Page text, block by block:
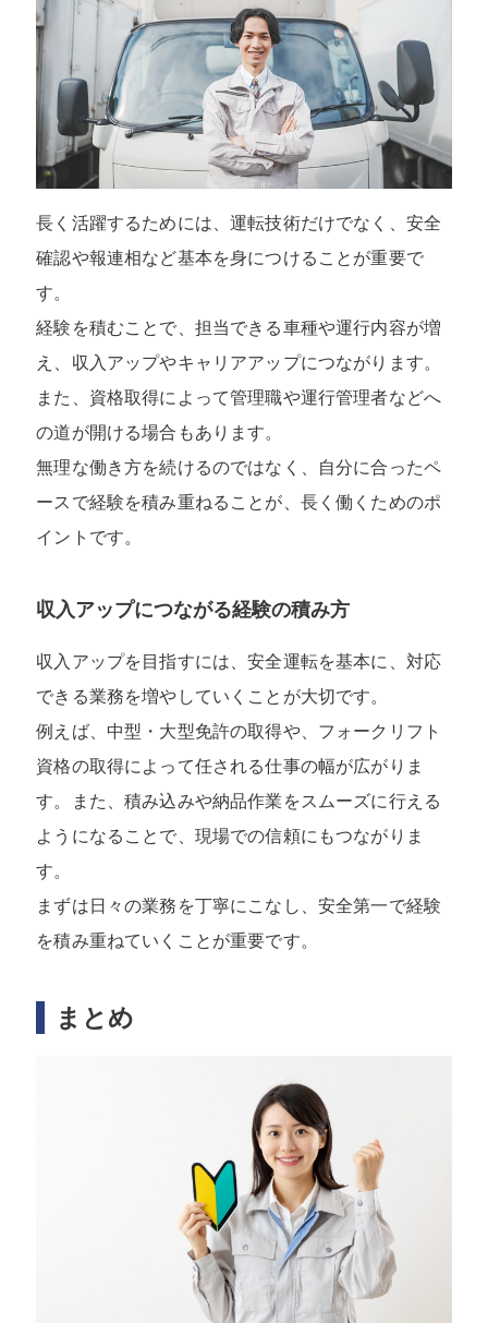
長く活躍するためには、運転技術だけでなく、安全
確認や報連相など基本を身につけることが重要で
す。
経験を積むことで、担当できる車種や運行内容が増
え、収入アップやキャリアアップにつながります。
また、資格取得によって管理職や運行管理者などへ
の道が開ける場合もあります。
無理な働き方を続けるのではなく、自分に合ったペ
ースで経験を積み重ねることが、長く働くためのポ
イントです。
収入アップにつながる経験の積み方
収入アップを目指すには、安全運転を基本に、対応
できる業務を増やしていくことが大切です。
例えば、中型・大型免許の取得や、フォークリフト
資格の取得によって任される仕事の幅が広がりま
す。また、積み込みや納品作業をスムーズに行える
ようになることで、現場での信頼にもつながりま
す。
まずは日々の業務を丁寧にこなし、安全第一で経験
を積み重ねていくことが重要です。
まとめ